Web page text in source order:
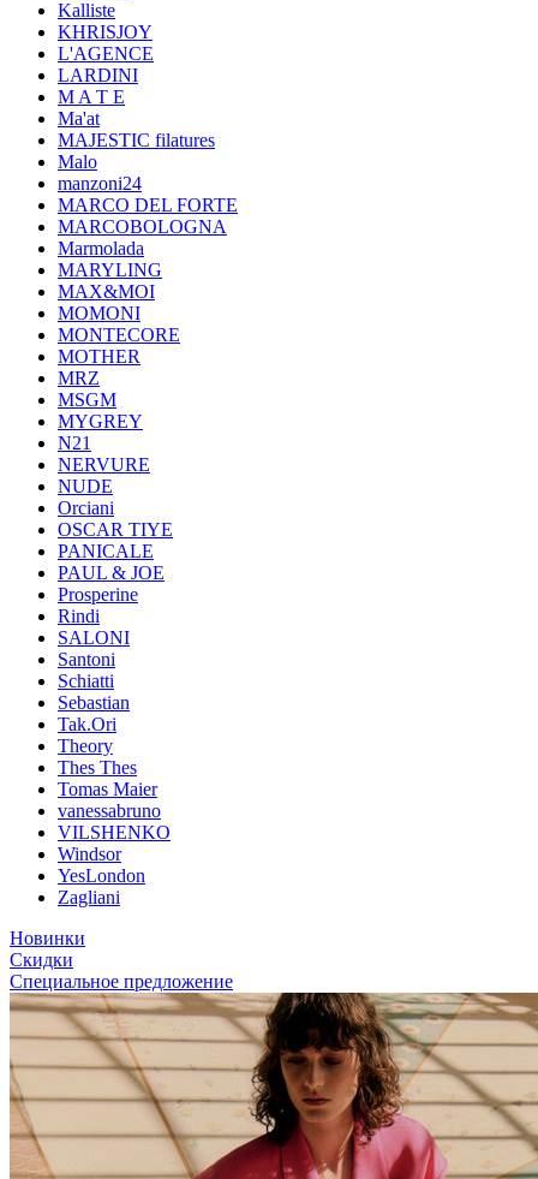
Kalliste
KHRISJOY
L'AGENCE
LARDINI
M A T E
Ma'at
MAJESTIC filatures
Malo
manzoni24
MARCO DEL FORTE
MARCOBOLOGNA
Marmolada
MARYLING
MAX&MOI
MOMONI
MONTECORE
MOTHER
MRZ
MSGM
MYGREY
N21
NERVURE
NUDE
Orciani
OSCAR TIYE
PANICALE
PAUL & JOE
Prosperine
Rindi
SALONI
Santoni
Schiatti
Sebastian
Tak.Ori
Theory
Thes Thes
Tomas Maier
vanessabruno
VILSHENKO
Windsor
YesLondon
Zagliani
Новинки
Скидки
Специальное предложение